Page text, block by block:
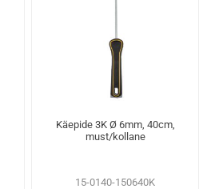
Käepide 3K Ø 6mm, 40cm,
must/kollane
15-0140-150640K